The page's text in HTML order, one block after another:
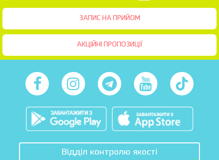
ЗАПИС НА ПРИЙОМ
АКЦІЙНІ ПРОПОЗИЦІЇ
Відділ контролю якості